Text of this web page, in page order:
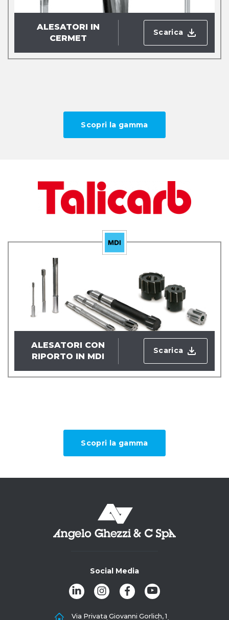
ALESATORI IN
CERMET
Scarica
Scopri la gamma
ALESATORI CON
RIPORTO IN MDI
Scarica
Scopri la gamma
Social Media
Via Privata Giovanni Gorlich, 1